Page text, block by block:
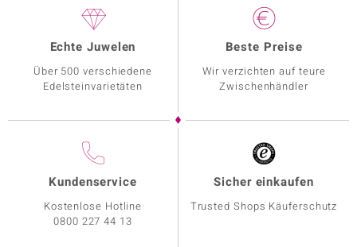
Echte Juwelen
Über 500 verschiedene
Edelsteinvarietäten
Beste Preise
Wir verzichten auf teure
Zwischenhändler
Kundenservice
Kostenlose Hotline
0800 227 44 13
Sicher einkaufen
Trusted Shops Käuferschutz